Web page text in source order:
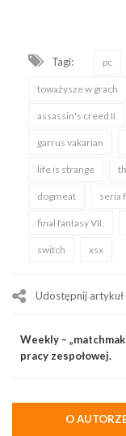
Tagi: pc
toważysze w grach
assassin's creed II
garrus vakarian
life is strange
dogmeat seria
final fantasy VII.
switch xsx
Udostępnij artykuł
Weekly –
pracy zespołowej.
jak w dobrym MMO
O